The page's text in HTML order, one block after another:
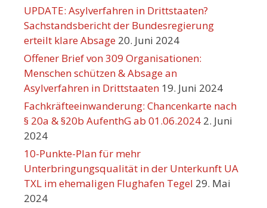
UPDATE: Asylverfahren in Drittstaaten?
Sachstandsbericht der Bundesregierung
erteilt klare Absage 20. Juni 2024
Offener Brief von 309 Organisationen:
Menschen schützen & Absage an
Asylverfahren in Drittstaaten 19. Juni 2024
Fachkräfteeinwanderung: Chancenkarte nach
§ 20a & §20b AufenthG ab 01.06.2024 2. Juni
2024
10-Punkte-Plan für mehr
Unterbringungsqualität in der Unterkunft UA
TXL im ehemaligen Flughafen Tegel 29. Mai
2024